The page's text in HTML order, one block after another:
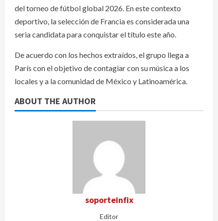
del torneo de fútbol global 2026. En este contexto
deportivo, la selección de Francia es considerada una
seria candidata para conquistar el título este año.
De acuerdo con los hechos extraídos, el grupo llega a
París con el objetivo de contagiar con su música a los
locales y a la comunidad de México y Latinoamérica.
ABOUT THE AUTHOR
soporteinfix
Editor